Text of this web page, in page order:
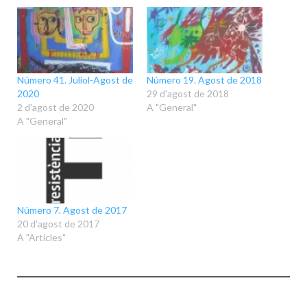
Número 41. Juliol-Agost de
2020
2 d'agost de 2020
A "General"
Número 19. Agost de 2018
29 d'agost de 2018
A "General"
Número 7. Agost de 2017
20 d'agost de 2017
A "Articles"